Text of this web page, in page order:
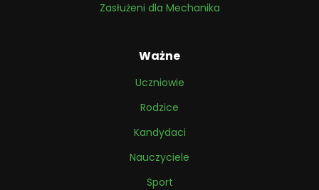
Zasłużeni dla Mechanika
Ważne
Uczniowie
Rodzice
Kandydaci
Nauczyciele
Sport